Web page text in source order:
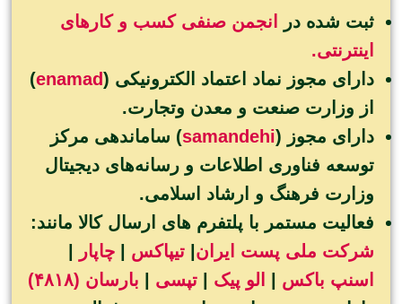
ثبت شده در
انجمن صنفی کسب و کارهای
اینترنتی.
دارای مجوز نماد اعتماد الکترونیکی (enamad
)
از وزارت صنعت و معدن وتجارت.
دارای مجوز (samandehi) ساماندهی مرکز
توسعه فناوری اطلاعات و رسانه‌های دیجیتال
وزارت فرهنگ و ارشاد اسلامی.
فعالیت مستمر با پلتفرم های ارسال کالا مانند:
شرکت ملی پست ایران تیپاکس چاپار
اسنپ باکس
الو پیک تپسی
بارسان (۴۸۱۸)